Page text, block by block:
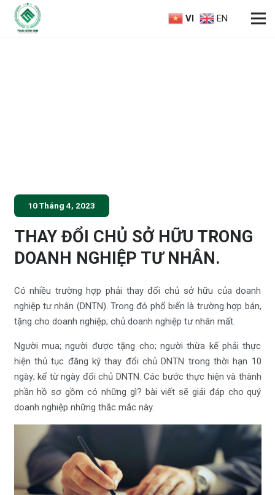
VI EN
10 Tháng 4, 2023
THAY ĐỔI CHỦ SỞ HỮU TRONG
DOANH NGHIỆP TƯ NHÂN.
Có nhiều trường hợp phải thay đổi chủ sở hữu của doanh
nghiệp tư nhân (DNTN). Trong đó phổ biến là trường hợp bán,
tặng cho doanh nghiệp; chủ doanh nghiệp tư nhân mất.
Người mua; người được tặng cho; người thừa kế phải thực
hiện thủ tục đăng ký thay đổi chủ DNTN trong thời hạn 10
ngày; kể từ ngày đổi chủ DNTN. Các bước thực hiện và thành
phần hồ sơ gồm có những gì? bài viết sẽ giải đáp cho quý
doanh nghiệp những thắc mắc này.